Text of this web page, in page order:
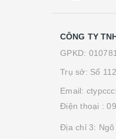
CÔNG TY
GPKD:
Trụ sở: Số
Email:
Điện thoại :
Địa chỉ 3: